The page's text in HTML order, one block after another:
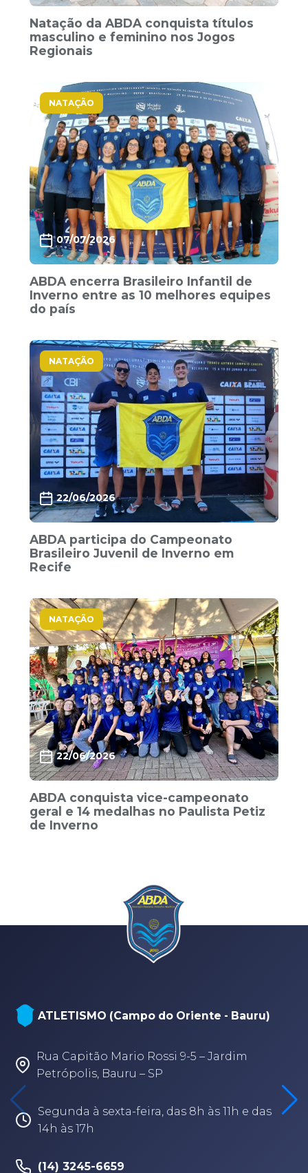
Natação da ABDA conquista títulos
masculino e feminino nos Jogos
Regionais
NATAÇÃO
07/07/2026
ABDA encerra Brasileiro Infantil de
Inverno entre as 10 melhores equipes
do país
NATAÇÃO
22/06/2026
ABDA participa do Campeonato
Brasileiro Juvenil de Inverno em
Recife
NATAÇÃO
22/06/2026
ABDA conquista vice-campeonato
geral e 14 medalhas no Paulista Petiz
de Inverno
ATLETISMO (Campo do Oriente - Bauru)
Rua Capitão Mario Rossi 9-5 – Jardim
Petrópolis, Bauru – SP
Segunda à sexta-feira, das 8h às 11h e das
14h às 17h
(14) 3245-6659